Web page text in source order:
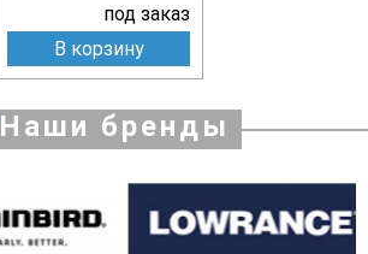
под заказ
В корзину
Наши бренды